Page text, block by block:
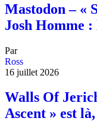
Mastodon – «
Josh Homme
Par
Ross
16 juillet 2026
Walls Of
Ascent » est